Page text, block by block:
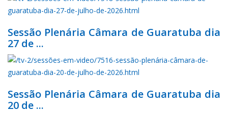
Sessão Plenária Câmara de Guaratuba dia
27 de ...
Sessão Plenária Câmara de Guaratuba dia
20 de ...